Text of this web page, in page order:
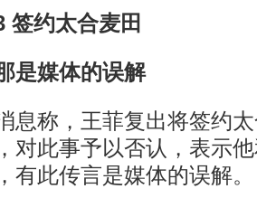
约太合麦田
媒体的误解
称，王菲复出将签约太
对此事予以否认，表示
有此传言是媒体的误解。